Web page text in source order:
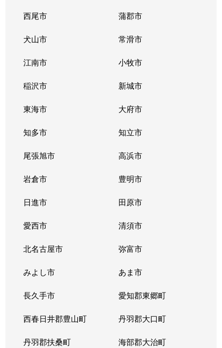
西尾市 蒲郡市
犬山市 常滑市
江南市 小牧市
稲沢市 新城市
東海市 大府市
知多市 知立市
尾張旭市 高浜市
岩倉市 豊明市
日進市 田原市
愛西市 清須市
北名古屋市 弥富市
みよし市 あま市
長久手市 愛知郡東郷町
西春日井郡豊山町 丹羽郡大口町
丹羽郡扶桑町 海部郡大治町